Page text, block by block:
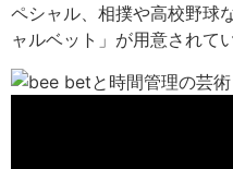
ペシャル、相撲や高校野球
ャルベット」が用意されて